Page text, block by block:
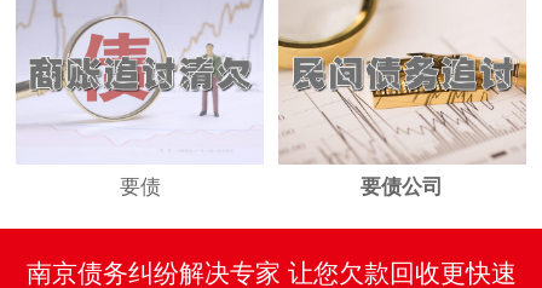
要债 要债公司
南京债务纠纷解决专家 让您欠款回收更快速